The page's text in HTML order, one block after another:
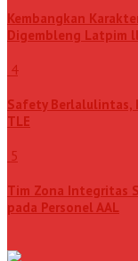
Kembangkan
Digembleng Latpim ll
4
Safety Berlalulintas,
TLE
5
Tim Zona Integritas
pada Personel AAL